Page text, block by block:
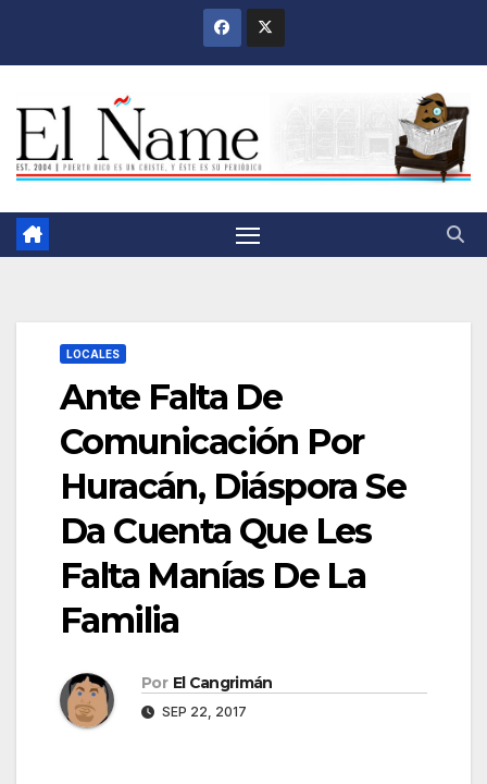
LOCALES
Ante Falta De
Comunicación Por
Huracán, Diáspora Se
Da Cuenta Que Les
Falta Manías De La
Familia
Por El Cangrimán
SEP 22, 2017